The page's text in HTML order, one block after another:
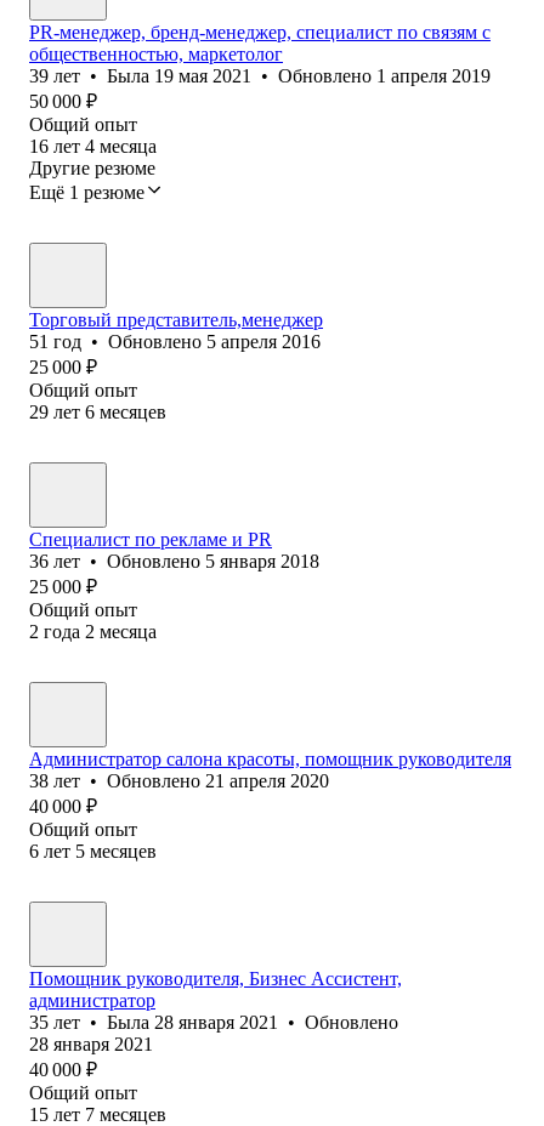
PR-менеджер, бренд-менеджер, специалист по связям с
общественностью, маркетолог
39 лет • Была 19 мая 2021 • Обновлено 1 апреля 2019
50 000 ₽
Общий опыт
16 лет 4 месяца
Другие резюме
Ещё 1 резюме
Торговый представитель,менеджер
51 год • Обновлено 5 апреля 2016
25 000 ₽
Общий опыт
29 лет 6 месяцев
Специалист по рекламе и PR
36 лет • Обновлено 5 января 2018
25 000 ₽
Общий опыт
2 года 2 месяца
Администратор салона красоты, помощник руководителя
38 лет • Обновлено 21 апреля 2020
40 000 ₽
Общий опыт
6 лет 5 месяцев
Помощник руководителя, Бизнес Ассистент,
администратор
35 лет • Была 28 января 2021 • Обновлено
28 января 2021
40 000 ₽
Общий опыт
15 лет 7 месяцев